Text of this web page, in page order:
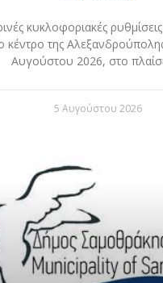
κυκλοφοριακές
κέντρο της
Αυγούστου 2026, στο
5 Αυγούστου 2026